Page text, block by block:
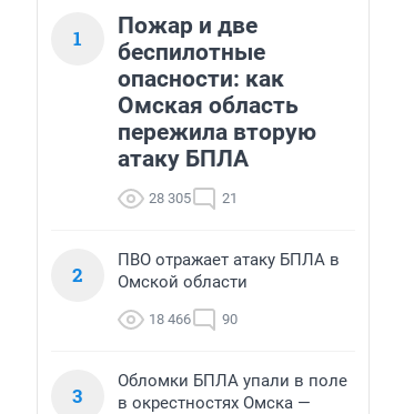
1
Пожар и две
беспилотные
опасности: как
Омская область
пережила вторую
атаку БПЛА
28 305 21
2
ПВО отражает атаку БПЛА в
Омской области
18 466 90
3
Обломки БПЛА упали в поле
в окрестностях Омска —